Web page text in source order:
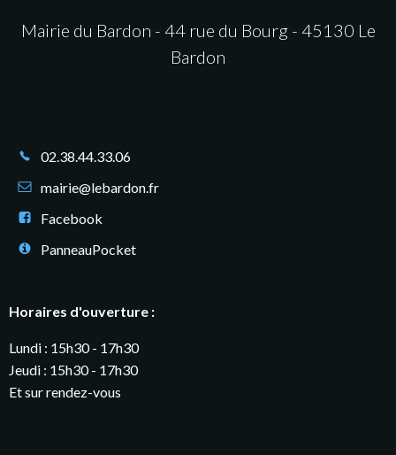
Mairie du Bardon - 44 rue du Bourg - 45130 Le
Bardon
02.38.44.33.06
mairie@lebardon.fr
Facebook
PanneauPocket
Horaires d'ouverture :
Lundi : 15h30 - 17h30
Jeudi : 15h30 - 17h30
Et sur rendez-vous